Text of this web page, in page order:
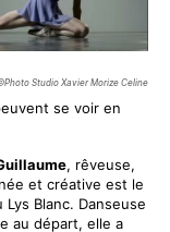
Studio Xavier Morize Celine
se voir en
, rêveuse,
et créative est le
Blanc. Danseuse
au départ, elle a